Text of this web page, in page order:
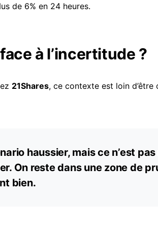
de 6% en 24 heures.
à l’incertitude ?
21Shares, ce contexte est loin
haussier, mais ce n’est
On reste dans une zone de
bien.